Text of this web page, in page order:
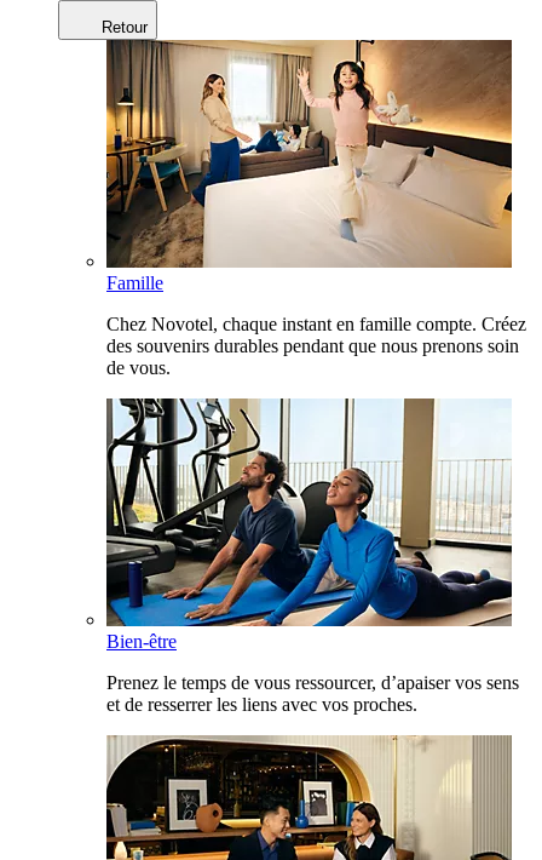
Retour
Famille
Chez Novotel, chaque instant en famille compte. Créez
des souvenirs durables pendant que nous prenons soin
de vous.
Bien-être
Prenez le temps de vous ressourcer, d’apaiser vos sens
et de resserrer les liens avec vos proches.